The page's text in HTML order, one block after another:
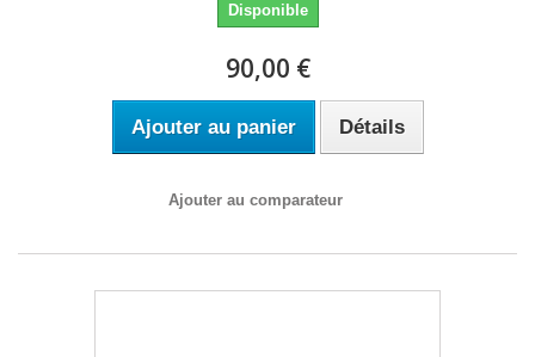
Disponible
90,00 €
Ajouter au panier Détails
Ajouter au comparateur